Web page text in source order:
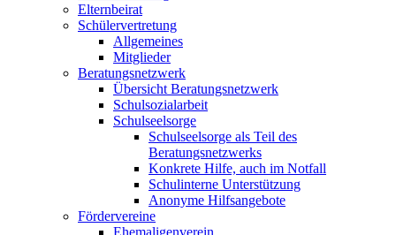
Elternbeirat
Schülervertretung
Allgemeines
Mitglieder
Beratungsnetzwerk
Übersicht Beratungsnetzwerk
Schulsozialarbeit
Schulseelsorge
Schulseelsorge als Teil des
Beratungsnetzwerks
Konkrete Hilfe, auch im Notfall
Schulinterne Unterstützung
Anonyme Hilfsangebote
Fördervereine
Ehemaligenverein